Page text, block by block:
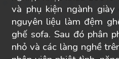
và phụ kiện ngành
nguyên liệu làm đệm
ghế sofa. Sau đó phân
nhỏ và các làng nghề